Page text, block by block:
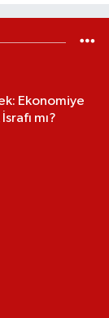
Ekonomiye
mı?